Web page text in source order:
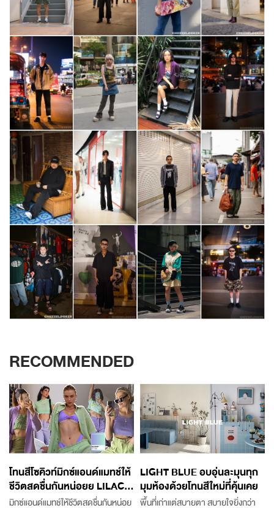
RECOMMENDED
โทนสีโซคิวท์มิกซ์แอนด์แมทช์ให้
ชีวิตสดชื่นกันหน่อยย LILAC...
มิกซ์แอนด์แมทช์ให้ชีวิตสดชื่นกันหน่อย
LIGHT BLUE อบอุ่นละมุนทุก
มุมห้องด้วยโทนสีใหม่ที่คุ้นเคย
พื้นที่เก่าแต่สบายตา สบายใจยิ่งกว่า